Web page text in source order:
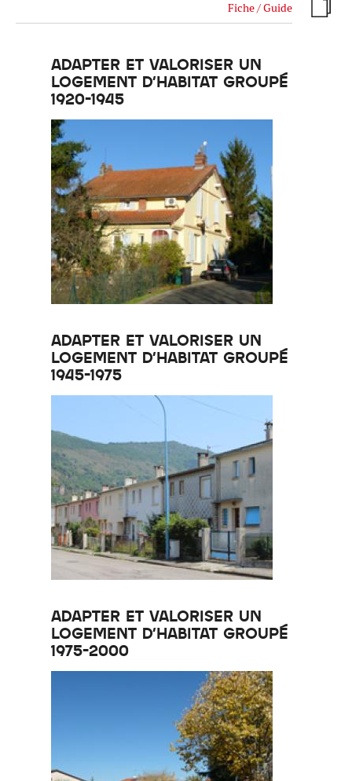
Réinitialiser
Fiche / Guide
ADAPTER ET VALORISER UN
LOGEMENT D'HABITAT GROUPÉ
1920-1945
ADAPTER ET VALORISER UN
LOGEMENT D'HABITAT GROUPÉ
1945-1975
ADAPTER ET VALORISER UN
LOGEMENT D'HABITAT GROUPÉ
1975-2000